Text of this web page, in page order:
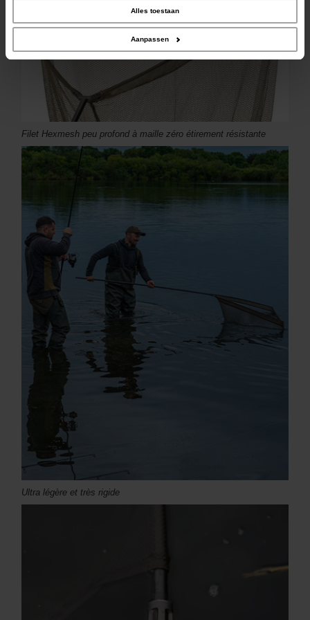
combineren met andere informatie die u aan ze heeft verstrekt of die ze hebben
verzameld op basis van uw gebruik van hun services.
Alles toestaan
Aanpassen
Filet Hexmesh peu profond à maille zéro étirement résistante
Ultra légère et très rigide